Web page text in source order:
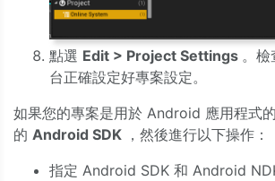
點選 Edit > Project Settings 。檢
台正確設定好專案設定。
如果您的專案是用於 Android 應用程式
的 Android SDK ，然後進行以下操作：
指定 Android SDK 和 Android